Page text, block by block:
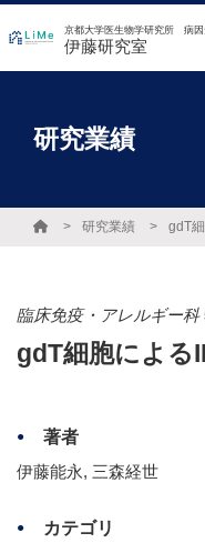
京都大学医生物学研究所 病因
伊藤研究室
研究業績
研究業績
臨床免疫・アレルギー科
gdT細胞による
著者
伊藤能永, 三森経世
カテゴリ